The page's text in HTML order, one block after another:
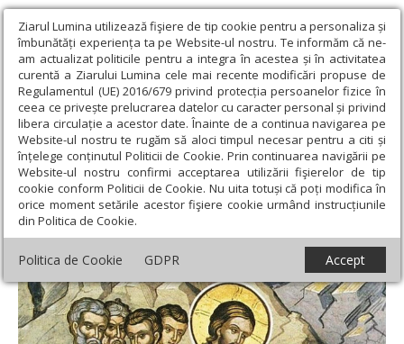
Ziarul Lumina utilizează fişiere de tip cookie pentru a personaliza și
îmbunătăți experiența ta pe Website-ul nostru. Te informăm că ne-
am actualizat politicile pentru a integra în acestea și în activitatea
curentă a Ziarului Lumina cele mai recente modificări propuse de
Regulamentul (UE) 2016/679 privind protecția persoanelor fizice în
ceea ce privește prelucrarea datelor cu caracter personal și privind
libera circulație a acestor date. Înainte de a continua navigarea pe
Website-ul nostru te rugăm să aloci timpul necesar pentru a citi și
înțelege conținutul Politicii de Cookie. Prin continuarea navigării pe
Website-ul nostru confirmi acceptarea utilizării fişierelor de tip
cookie conform Politicii de Cookie. Nu uita totuși că poți modifica în
orice moment setările acestor fişiere cookie urmând instrucțiunile
din Politica de Cookie.
Politica de Cookie GDPR Accept
Ziarul Lumina › Teologie și spiritualitate › Evanghelia zilei ›
Marcu 10, 46-52 (Vindecarea orbului Bartimeu)
Marcu 10, 46-52 (Vindecarea orbului
Bartimeu)